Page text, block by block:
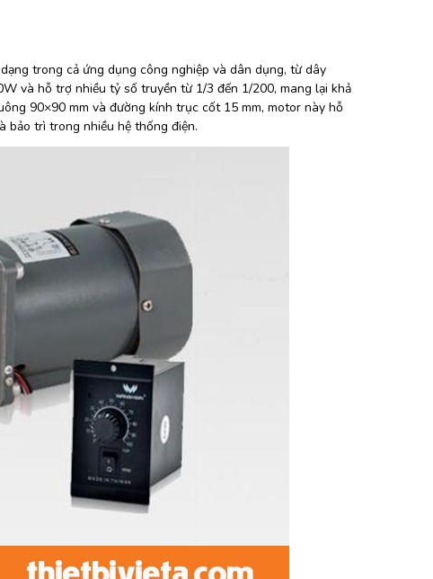
trong cả ứng dụng công nghiệp và dân dụng, từ dây
và hỗ trợ nhiều tỷ số truyền từ 1/3 đến 1/200, mang lại khả
90×90 mm và đường kính trục cốt 15 mm, motor này hỗ
bảo trì trong nhiều hệ thống điện.